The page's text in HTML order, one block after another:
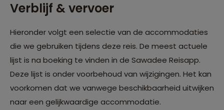
Verblijf & vervoer
Hieronder volgt een selectie van de accommodaties
die we gebruiken tijdens deze reis. De meest actuele
lijst is na boeking te vinden in de Sawadee Reisapp.
Deze lijst is onder voorbehoud van wijzigingen. Het kan
voorkomen dat we vanwege beschikbaarheid uitwijken
naar een gelijkwaardige accommodatie.